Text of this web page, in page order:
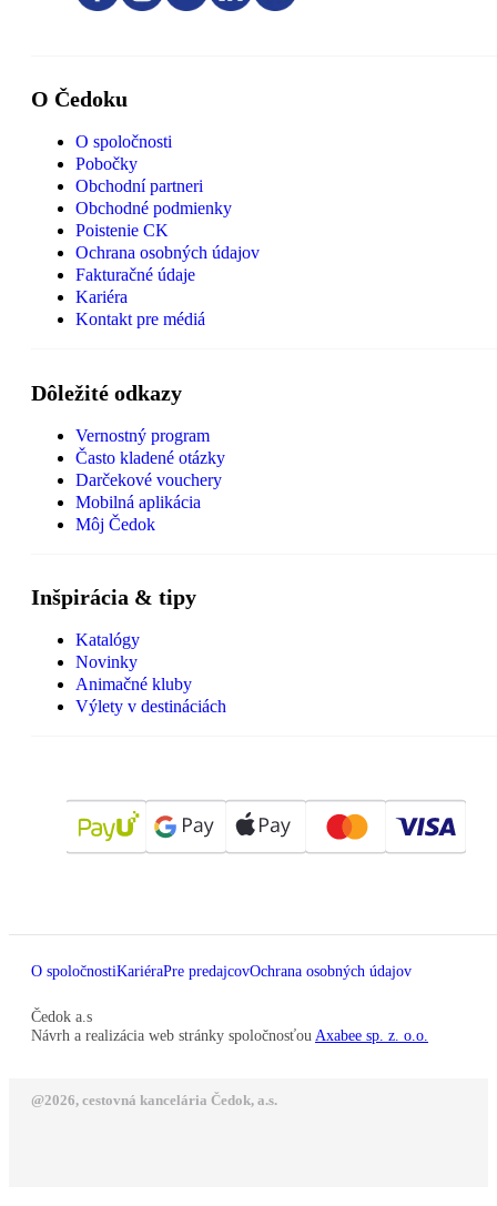
O Čedoku
O spoločnosti
Pobočky
Obchodní partneri
Obchodné podmienky
Poistenie CK
Ochrana osobných údajov
Fakturačné údaje
Kariéra
Kontakt pre médiá
Dôležité odkazy
Vernostný program
Často kladené otázky
Darčekové vouchery
Mobilná aplikácia
Môj Čedok
Inšpirácia & tipy
Katalógy
Novinky
Animačné kluby
Výlety v destináciách
O spoločnostiKariéraPre predajcovOchrana osobných údajov
Čedok a.s
Návrh a realizácia web stránky spoločnosťou Axabee sp. z. o.o.
@2026, cestovná kancelária Čedok, a.s.